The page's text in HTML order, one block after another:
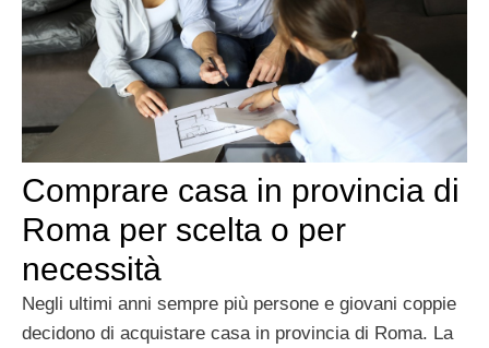
Comprare casa in provincia di
Roma per scelta o per
necessità
Negli ultimi anni sempre più persone e giovani coppie
decidono di acquistare casa in provincia di Roma. La